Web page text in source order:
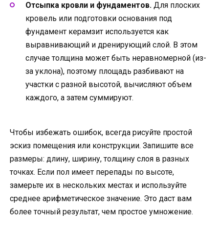
Отсыпка кровли и фундаментов. Для плоских
кровель или подготовки основания под
фундамент керамзит используется как
выравнивающий и дренирующий слой. В этом
случае толщина может быть неравномерной (из-
за уклона), поэтому площадь разбивают на
участки с разной высотой, вычисляют объем
каждого, а затем суммируют.
Чтобы избежать ошибок, всегда рисуйте простой
эскиз помещения или конструкции. Запишите все
размеры: длину, ширину, толщину слоя в разных
точках. Если пол имеет перепады по высоте,
замерьте их в нескольких местах и используйте
среднее арифметическое значение. Это даст вам
более точный результат, чем простое умножение.